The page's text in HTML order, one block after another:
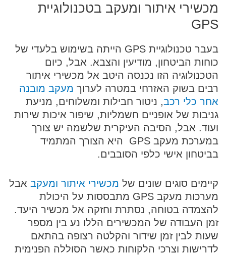
מכשירי איתור ומעקב בטכנולוגיית
GPS
בעבר טכנולוגיית GPS הייתה בשימוש בלעדי של
כוחות הביטחון, מודיעין והצבא. אבל, כיום
הטכנולוגיה הזו נכנסה היטב אל מכשירי איתור
רבים בשוק האזרחי במטרה לערוך מעקב מובנה
אחר כלי רכב, ניטור חבילות ומשלוחים, מניעת
גניבות של אופניים חשמליות, שיפור איכות שירות
ועוד. אבל, הסיבה העיקרית שלשמה יש צורך
במערכת מעקב GPS היא הצורך המתמיד
בביטחון אישי כלפי הסובבים.
קיימים סוגים שונים של מכשירי איתור ומעקב אבל
מערכות מעקב GPS מתבססות על היכולת
להצמדה בטוחה, נסתרת וחזקה אל מכשיר היעד.
זמן העבודה של המכשירים הללו נע בין מספר
שעות לבין זמן שידור והקלטה רצופה בהתאם
לדרישות וצרכי הלקוחות כאשר הסוללה הפנימית